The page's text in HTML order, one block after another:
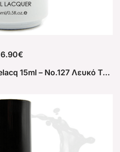
6.90€
Ημιμόνιμο Βερνίκι Angelacq 15ml – No.127 Λευκό Του Πάγου